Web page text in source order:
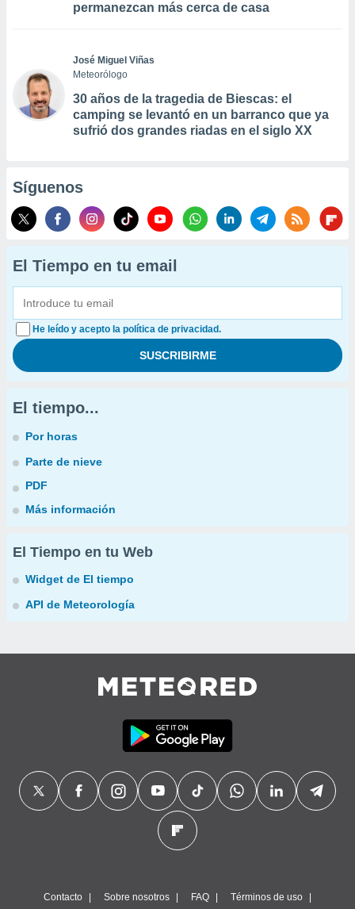
permanezcan más cerca de casa
José Miguel Viñas
Meteorólogo
30 años de la tragedia de Biescas: el
camping se levantó en un barranco que ya
sufrió dos grandes riadas en el siglo XX
Síguenos
El Tiempo en tu email
He leído y acepto la política de privacidad.
El tiempo...
Por horas
Parte de nieve
PDF
Más información
El Tiempo en tu Web
Widget de El tiempo
API de Meteorología
Contacto Sobre nosotros FAQ Términos de uso